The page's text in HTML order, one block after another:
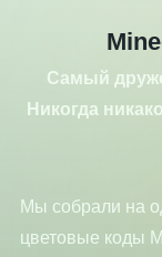
Самый
Никогда
Мы собрали на
цветовые коды